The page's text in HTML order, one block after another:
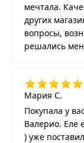
мечтала.
других
вопросы,
решались
Мария С.
Покупала у
Валерио. Еле
) уже